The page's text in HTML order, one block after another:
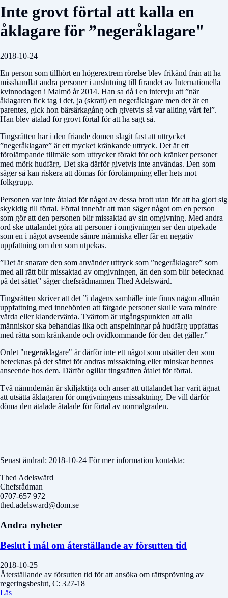
Inte grovt förtal att kalla en
åklagare för ”negeråklagare"
2018-10-24
En person som tillhört en högerextrem rörelse blev frikänd från att ha
misshandlat andra personer i anslutning till firandet av Internationella
kvinnodagen i Malmö år 2014. Han sa då i en intervju att ”när
åklagaren fick tag i det, ja (skratt) en negeråklagare men det är en
parentes, gick hon bärsärkagång och givetvis så var allting vårt fel”.
Han blev åtalad för grovt förtal för att ha sagt så.
Tingsrätten har i den friande domen slagit fast att uttrycket
”negeråklagare” är ett mycket kränkande uttryck. Det är ett
förolämpande tillmäle som uttrycker förakt för och kränker personer
med mörk hudfärg. Det ska därför givetvis inte användas. Den som
säger så kan riskera att dömas för förolämpning eller hets mot
folkgrupp.
Personen var inte åtalad för något av dessa brott utan för att ha gjort sig
skykldig till förtal. Förtal innebär att man säger något om en person
som gör att den personen blir missaktad av sin omgivning. Med andra
ord ske uttalandet göra att personer i omgivningen ser den utpekade
som en i något avseende sämre människa eller får en negativ
uppfattning om den som utpekas.
”Det är snarare den som använder uttryck som ”negeråklagare” som
med all rätt blir missaktad av omgivningen, än den som blir betecknad
på det sättet” säger chefsrådmannen Thed Adelswärd.
Tingsrätten skriver att det ”i dagens samhälle inte finns någon allmän
uppfattning med innebörden att färgade personer skulle vara mindre
värda eller klandervärda. Tvärtom är utgångspunkten att alla
människor ska behandlas lika och anspelningar på hudfärg uppfattas
med rätta som kränkande och ovidkommande för den det gäller.”
Ordet "negeråklagare" är därför inte ett något som utsätter den som
betecknas på det sättet för andras missaktning eller minskar hennes
anseende hos dem. Därför ogillar tingsrätten åtalet för förtal.
Två nämndemän är skiljaktiga och anser att uttalandet har varit ägnat
att utsätta åklagaren för omgivningens missaktning. De vill därför
döma den åtalade åtalade för förtal av normalgraden.
Senast ändrad: 2018-10-24 För mer information kontakta:
Thed Adelswärd
Chefsrådman
0707-657 972
thed.adelsward@dom.se
Andra nyheter
Beslut i mål om återställande av försutten tid
2018-10-25
Återställande av försutten tid för att ansöka om rättsprövning av
regeringsbeslut, C: 327-18
Läs